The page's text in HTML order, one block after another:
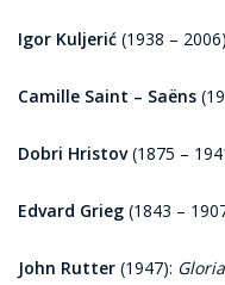
Igor Kuljerić (1938 –
Camille Saint – Saëns
Dobri Hristov(1875 –
Edvard Grieg (1843 –
John Rutter (1947):